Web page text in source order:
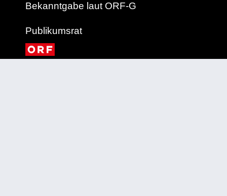
Bekanntgabe laut ORF-G
Publikumsrat